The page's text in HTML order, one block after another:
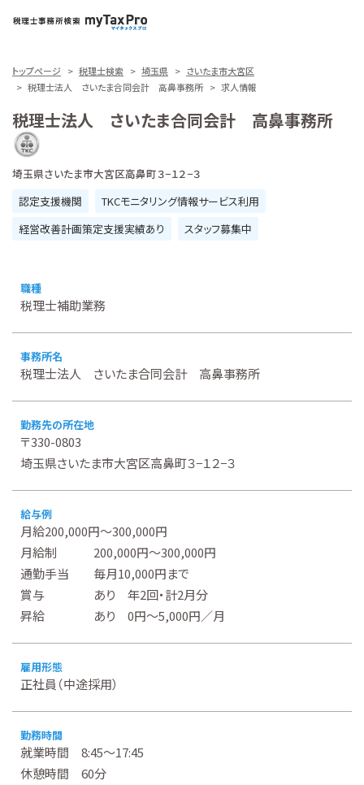
トップページ 税理士検索 埼玉県
さいたま市大宮区
税理士法人 さいたま合同会計 高鼻事務所
求人情報
税理士法人 さいたま合同会計 高鼻事務所
埼玉県さいたま市大宮区高鼻町３−１２−３
認定支援機関
TKCモニタリング情報サービス利用
経営改善計画策定支援実績あり
スタッフ募集中
職種
税理士補助業務
事務所名
税理士法人 さいたま合同会計 高鼻事務所
勤務先の所在地
〒330-0803
埼玉県さいたま市大宮区高鼻町３−１２−３
給与例
月給200,000円～300,000円
月給制 200,000円～300,000円
通勤手当 毎月10,000円まで
賞与 あり 年2回・計2月分
昇給 あり 0円～5,000円／月
雇用形態
正社員（中途採用）
勤務時間
就業時間 8:45～17:45
休憩時間 60分